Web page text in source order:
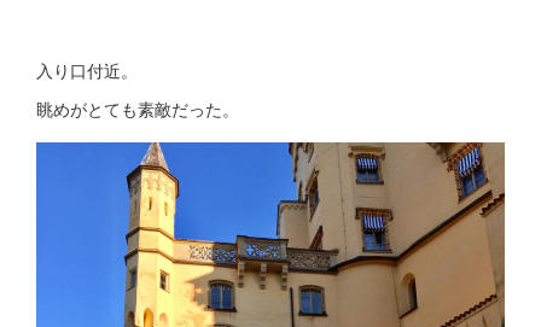
入り口付近。
眺めがとても素敵だった。